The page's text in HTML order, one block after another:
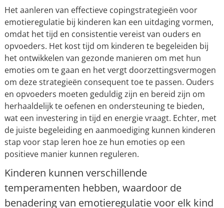
Het aanleren van effectieve copingstrategieën voor
emotieregulatie bij kinderen kan een uitdaging vormen,
omdat het tijd en consistentie vereist van ouders en
opvoeders. Het kost tijd om kinderen te begeleiden bij
het ontwikkelen van gezonde manieren om met hun
emoties om te gaan en het vergt doorzettingsvermogen
om deze strategieën consequent toe te passen. Ouders
en opvoeders moeten geduldig zijn en bereid zijn om
herhaaldelijk te oefenen en ondersteuning te bieden,
wat een investering in tijd en energie vraagt. Echter, met
de juiste begeleiding en aanmoediging kunnen kinderen
stap voor stap leren hoe ze hun emoties op een
positieve manier kunnen reguleren.
Kinderen kunnen verschillende
temperamenten hebben, waardoor de
benadering van emotieregulatie voor elk kind